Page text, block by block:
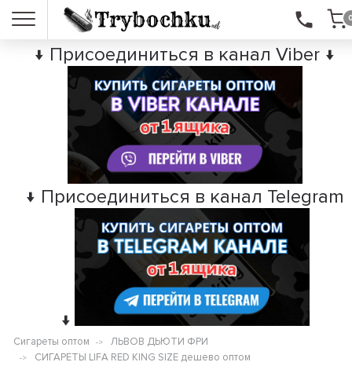
↓ Присоединиться в канал Viber ↓
↓ Присоединиться в канал Telegram
↓
Сигареты оптом
ЛЬВОВ ДЬЮТИ ФРИ
СИГАРЕТЫ LIFA RED KING SIZE дешево оптом